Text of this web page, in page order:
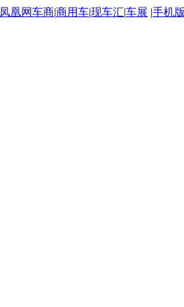
凤凰网车商|商用车|现车汇|车展 |手机版